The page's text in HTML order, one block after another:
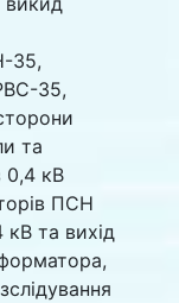
35,
35,
та
0,4 кВ
ПСН
кВ та вихід